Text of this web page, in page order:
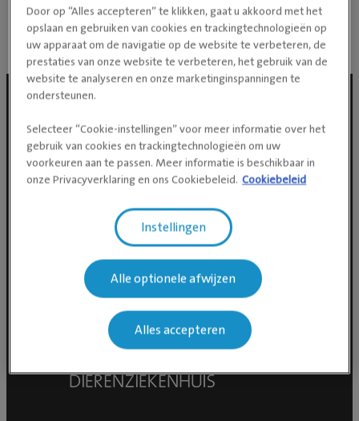
hardlopen en fotograferen.
Social media
Door op “Alles accepteren” te klikken, gaat u akkoord met het
opslaan en gebruiken van cookies en trackingtechnologieën op
uw apparaat om de navigatie op de website te verbeteren, de
prestaties van onze website te verbeteren, het gebruik van de
website te analyseren en onze marketinginspanningen te
ondersteunen.
Selecteer “Cookie-instellingen” voor meer informatie over het
gebruik van cookies en trackingtechnologieën om uw
voorkeuren aan te passen. Meer informatie is beschikbaar in
onze Privacyverklaring en ons Cookiebeleid. Cookiebeleid
Instellingen
Alle optionele afwijzen
Alles accepteren